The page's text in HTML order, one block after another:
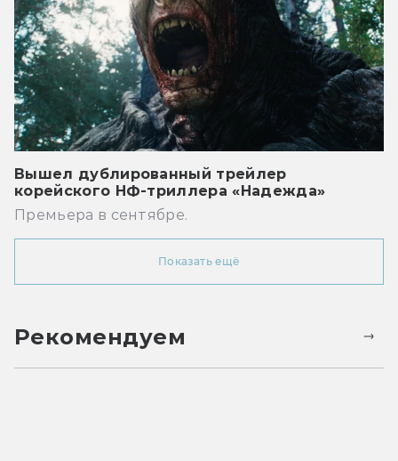
Вышел дублированный трейлер
корейского НФ-триллера «Надежда»
Премьера в сентябре.
Показать ещё
Рекомендуем